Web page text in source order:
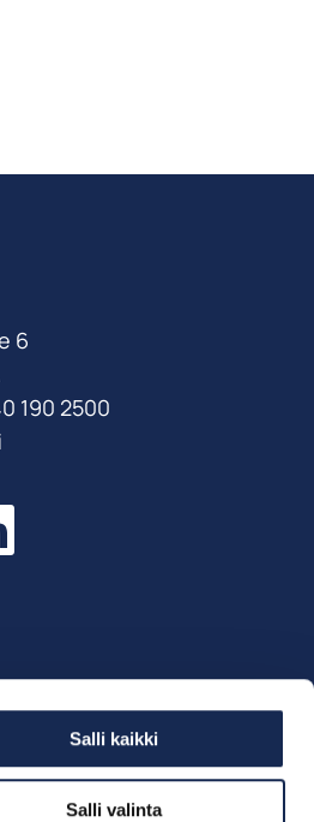
Salli kaikki
Salli valinta
6
190 2500
LinkedIn